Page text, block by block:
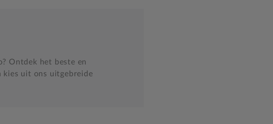
Ontdek het beste en
kies uit ons uitgebreide